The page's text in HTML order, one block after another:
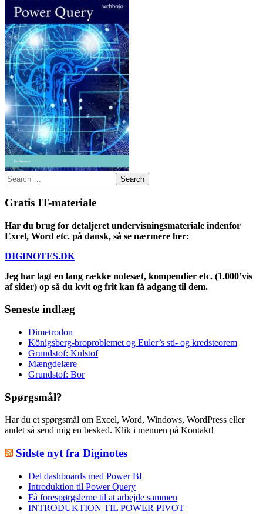
Search
for:
Gratis IT-materiale
Har du brug for detaljeret undervisningsmateriale indenfor
Excel, Word etc. på dansk, så se nærmere her:
DIGINOTES.DK
Jeg har lagt en lang række notesæt, kompendier etc. (1.000’vis
af sider) op så du kvit og frit kan få adgang til dem.
Seneste indlæg
Dimetrodon
Königsberg-broproblemet og Euler’s sti- og kredsteorem
Grundstof: Kulstof
Mængdelære
Grundstof: Bor
Spørgsmål?
Har du et spørgsmål om Excel, Word, Windows, WordPress eller
andet så send mig en besked. Klik i menuen på Kontakt!
Sidste nyt fra Diginotes
Del dashboards med Power BI
Introduktion til Power Query
Få forespørgslerne til at arbejde sammen
INTRODUKTION TIL POWER PIVOT